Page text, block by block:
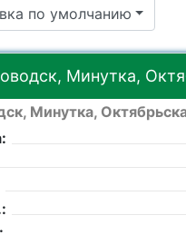
Ничего не
по умолчанию
Минутка,
Минутка,